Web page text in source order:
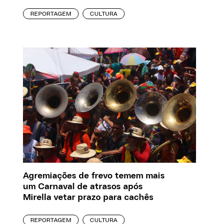
REPORTAGEM CULTURA
Agremiações de frevo temem mais
um Carnaval de atrasos após
Mirella vetar prazo para cachês
REPORTAGEM CULTURA